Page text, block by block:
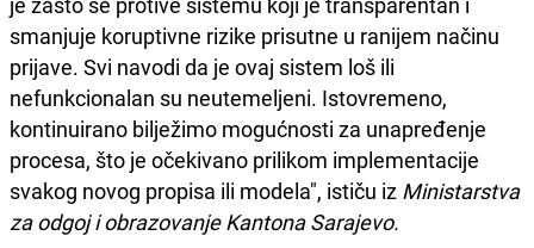
smanjuje koruptivne rizike prisutne u ranijem načinu
prijave. Svi navodi da je ovaj sistem loš ili
nefunkcionalan su neutemeljeni. Istovremeno,
kontinuirano bilježimo mogućnosti za unapređenje
procesa, što je očekivano prilikom implementacije
svakog novog propisa ili modela", ističu iz Ministarstva
za odgoj i obrazovanje Kantona Sarajevo.